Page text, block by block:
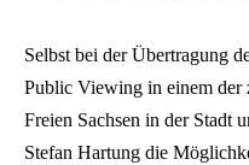
Selbst bei der Übertragung
Public Viewing in einem der
Freien Sachsen in der Stadt
Stefan Hartung die